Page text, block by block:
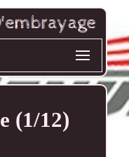
(1/12)